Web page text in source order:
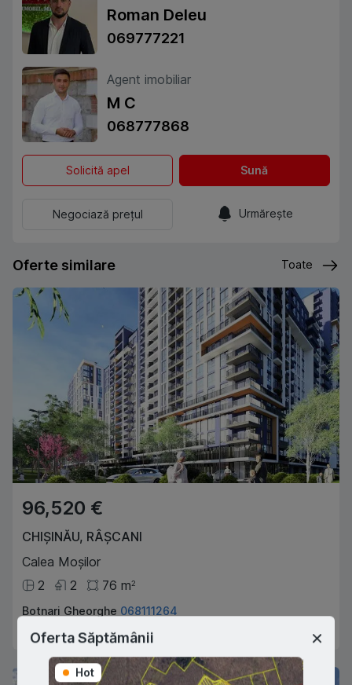
Roman Deleu
069777221
Agent imobiliar
M C
068777868
Solicită apel Sună
Negociază prețul Urmărește
Oferte similare Toate
96,520 €
CHIȘINĂU, RÂȘCANI
Calea Moșilor
2
2 76 m2
Botnari Gheorghe 068111264
Agent imobiliar
Oferta Săptămânii
Hot Hot